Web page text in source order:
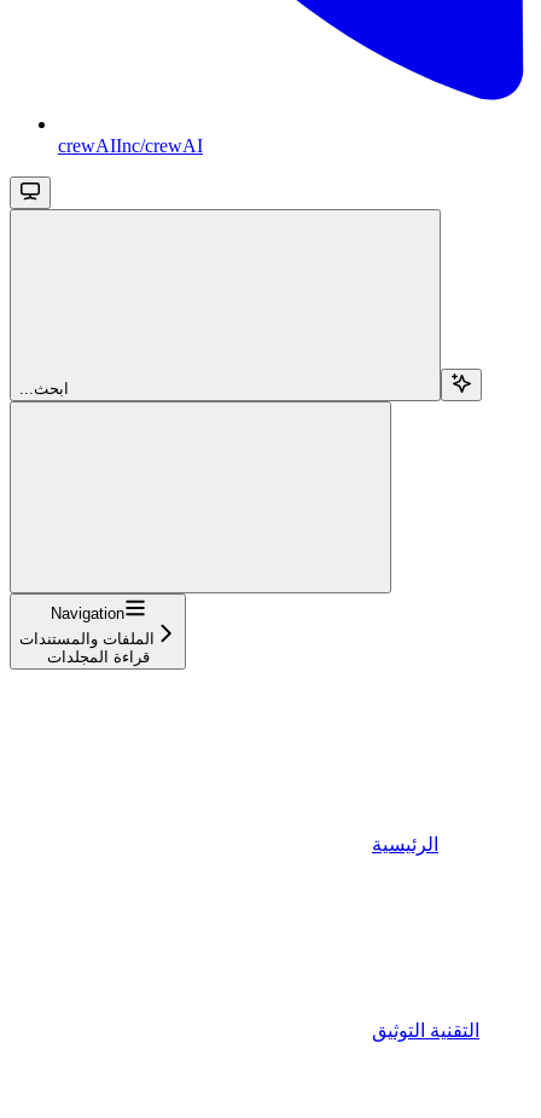
crewAIInc/crewAI
...ابحث
Navigation
الملفات والمستندات
قراءة المجلدات
الرئيسية
التقنية التوثيق